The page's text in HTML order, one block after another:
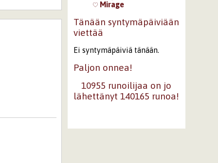
Mirage
Tänään syntymäpäiviään
viettää
Ei syntymäpäiviä tänään.
Paljon onnea!
10955 runoilijaa on jo
lähettänyt 140165 runoa!